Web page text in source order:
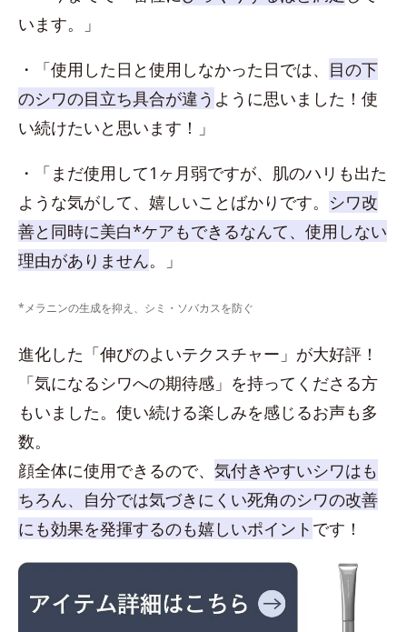
います。」
・「使用した日と使用しなかった日では、 目の下
のシワの目立ち具合が違う ように思いました！使
い続けたいと思います！」
・「まだ使用して1ヶ月弱ですが、肌のハリも出た
ような気がして、嬉しいことばかりです。 シワ改
善と同時に美白*ケアもできるなんて、使用しない
理由がありません。」
*メラニンの生成を抑え、シミ・ソバカスを防ぐ
進化した「伸びのよいテクスチャー」が大好評！
「気になるシワへの期待感」を持ってくださる方
もいました。使い続ける楽しみを感じるお声も多
数。
顔全体に使用できるので、 気付きやすいシワはも
ちろん、自分では気づきにくい死角のシワの改善
にも効果を発揮するのも嬉しいポイント です！